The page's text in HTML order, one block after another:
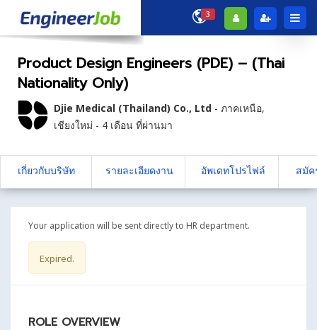
3
Product Design Engineers (PDE) – (Thai
Nationality Only)
Djie Medical (Thailand) Co., Ltd - ภาคเหนือ,
เชียงใหม่ - 4 เดือน ที่ผ่านมา
เกี่ยวกับบริษัท รายละเอียดงาน อัพเดทโปรไฟล์ สมัค
Your application will be sent directly to HR department.
Expired.
ROLE OVERVIEW